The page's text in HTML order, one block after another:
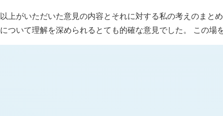
以上がいただいた意見の内容とそれに対する私の考えのまと
について理解を深められるとても的確な意見でした。 この場